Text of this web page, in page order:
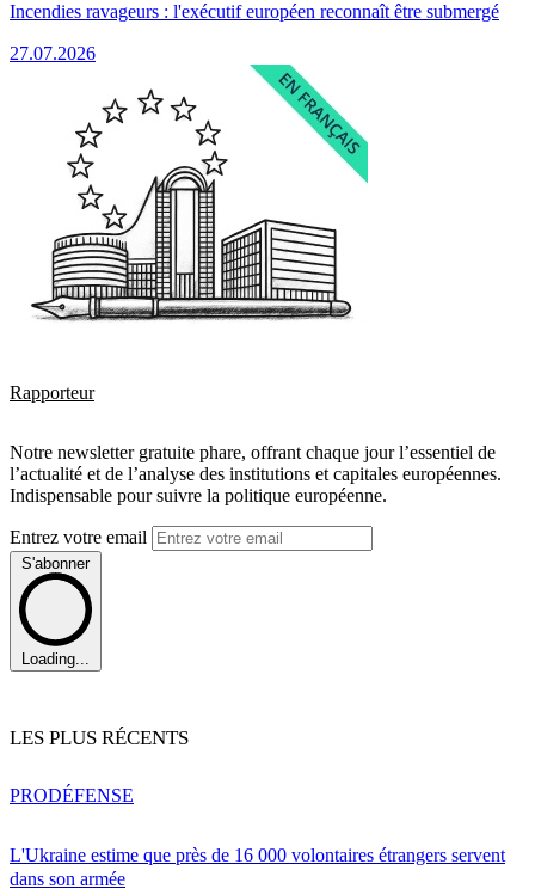
Incendies ravageurs : l'exécutif européen reconnaît être submergé
27.07.2026
Rapporteur
Notre newsletter gratuite phare, offrant chaque jour l’essentiel de
l’actualité et de l’analyse des institutions et capitales européennes.
Indispensable pour suivre la politique européenne.
Entrez votre email
S'abonner
Loading...
LES PLUS RÉCENTS
L'Ukraine estime que près de 16 000 volontaires étrangers servent
dans son armée
PRODÉFENSE